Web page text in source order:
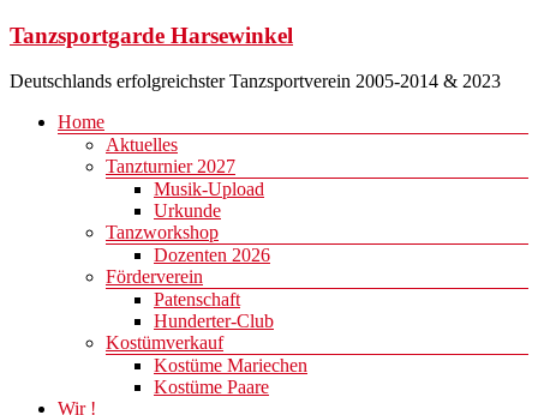
Zum
springen
Tanzsportgarde Harsewinkel
Deutschlands erfolgreichster Tanzsportverein 2005-2014 & 2023
Menü
Home
Aktuelles
Tanzturnier 2027
Musik-Upload
Urkunde
Tanzworkshop
Dozenten 2026
Förderverein
Patenschaft
Hunderter-Club
Kostümverkauf
Kostüme Mariechen
Kostüme Paare
Wir !